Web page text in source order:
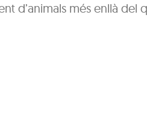
d’animals més enllà del